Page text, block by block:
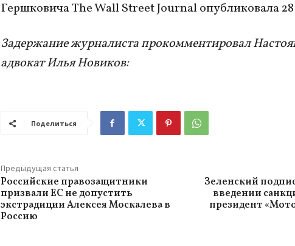
Гершковича The Wall Street Journal опубликовала
Задержание журналиста прокомментировал
адвокат Илья Новиков:
Поделиться
Предыдущая статья
Российские правозащитники
призвали ЕС не допустить
экстрадиции Алексея Москалева в
Россию
Зеленский
введении
президент